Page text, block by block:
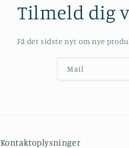
Tilmeld dig
Få det sidste nyt om nye
Mail
Kontaktoplysninger